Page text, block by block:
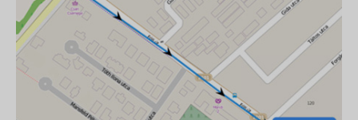
Si compra el dispositivo, la suscripción al
software y la tarjeta SIM con nosotros, el
dispositivo y la tarjeta SIM se entregarán listos
para funcionar en conjunto con el software, y
nos encargaremos del mantenimiento continuo
de la tarjeta, sin que usted tenga que